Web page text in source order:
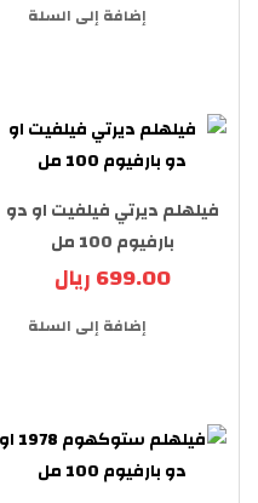
إضافة إلى السلة
فيلهلم ديرتي فيلفيت او دو
بارفيوم 100 مل
699.00 ريال
إضافة إلى السلة